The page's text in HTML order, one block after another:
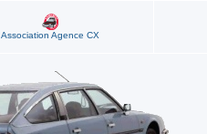
Association Agence CX